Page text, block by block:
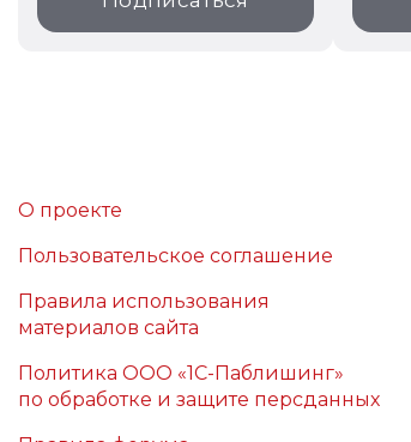
О проекте
Пользовательское соглашение
Правила использования
материалов сайта
Политика ООО «1С-Паблишинг»
по обработке и защите персданных